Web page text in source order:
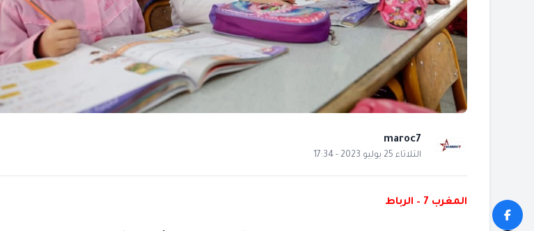
maroc7
الثلاثاء 25 يوليو 2023 - 17:34
المغرب 7 – الرباط